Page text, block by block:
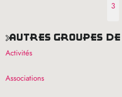
3
autres groupes
Activités
Associations